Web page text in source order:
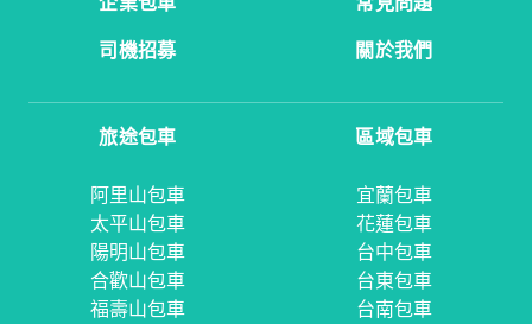
司機招募
關於我們
旅途包車
阿里山包車
太平山包車
陽明山包車
合歡山包車
福壽山包車
區域包車
宜蘭包車
花蓮包車
台中包車
台東包車
台南包車